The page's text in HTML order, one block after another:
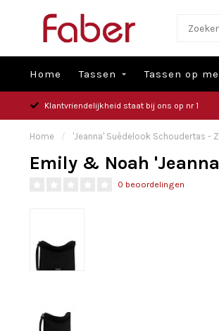
Home Tassen Tassen op
Klantvriendelijkheid staat bij ons op nr 1
Home / 'Jeanna' Suèdelook Schoudertas -
Emily & Noah
0 beoordelingen